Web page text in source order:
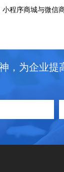
程序商城与微信
，为企业提